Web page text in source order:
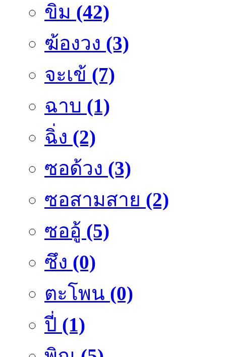
ขิม (42)
ฆ้องวง (3)
จะเข้ (7)
ฉาบ (1)
ฉิ่ง (2)
ซอด้วง (3)
ซอสามสาย (2)
ซออู้ (5)
ซึง (0)
ตะโพน (0)
ปี่ (1)